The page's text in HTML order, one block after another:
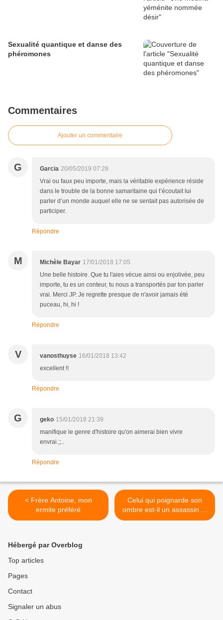
Sexualité quantique et danse des
phéromones
Commentaires
Ajouter un commentaire
G Garcia 20/05/2019 07:28
Vrai ou faux peu importe, mais la véritable expérience réside
dans le trouble de la bonne samaritaine qui t’écoutait lui
parler d’un monde auquel elle ne se sentait pas autorisée de
participer.
Répondre
M Michèle Bayar 17/01/2018 17:05
Une belle histoire. Que tu l'aies vécue ainsi ou enjolivée, peu
importe, tu es un conteur, tu nous a transportés par ton parler
vrai. Merci JP. Je regrette presque de n'avoir jamais été
puceau, hi, hi !
Répondre
V vanosthuyse 16/01/2018 13:42
excellent !!
Répondre
G geko 15/01/2018 21:39
manifique le genre d'histoire qu'on aimerai bien vivre
envrai.;;..
Répondre
< Frère Antoine, mon
ermite préféré
Celui qui poignarde son
ombre est-il un assassin ?
>
Hébergé par Overblog
Top articles
Pages
Contact
Signaler un abus